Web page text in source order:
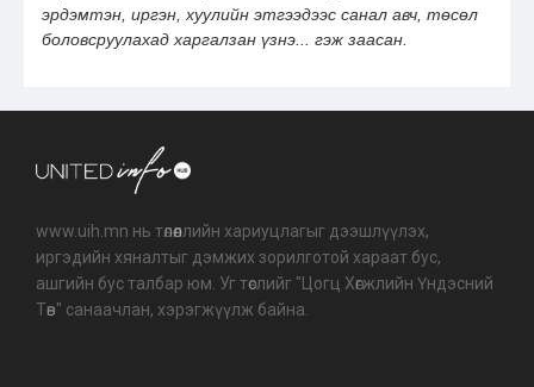
эрдэмтэн, иргэн, хуулийн этгээдээс санал авч, төсөл
боловсруулахад харгалзан үзнэ... гэж заасан.
www.uih.mn нь төлөөллийн хариуцлагыг дээшлүүлэх,
иргэдийн хяналтыг дэмжих зорилготой хараат бус,
ашгийн бус талбар юм. Уг төслийг "Цогц Хөгжлийн Үндэсний
Төв" санаачлан, хэрэгжүүлж байна.